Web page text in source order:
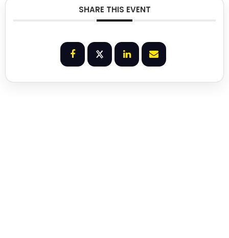
SHARE THIS EVENT